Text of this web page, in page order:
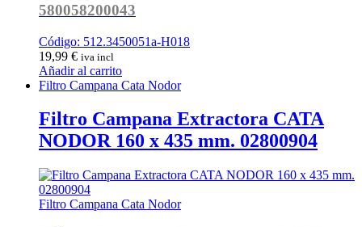
580058200043
Código: 512.3450051a-H018
19,99 € iva incl
Añadir al carrito
Filtro Campana Cata Nodor
Filtro Campana Extractora CATA
NODOR 160 x 435 mm. 02800904
Filtro Campana Cata Nodor